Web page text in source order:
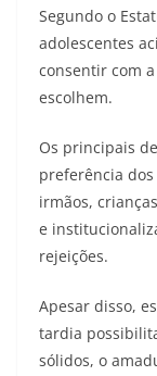
Segundo o
adolescentes
consentir com
escolhem.
Os principais
preferência
irmãos,
e
rejeições.
Apesar disso,
tardia
sólidos, o